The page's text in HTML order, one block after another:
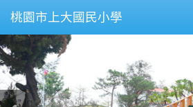
桃園市上大國民小學